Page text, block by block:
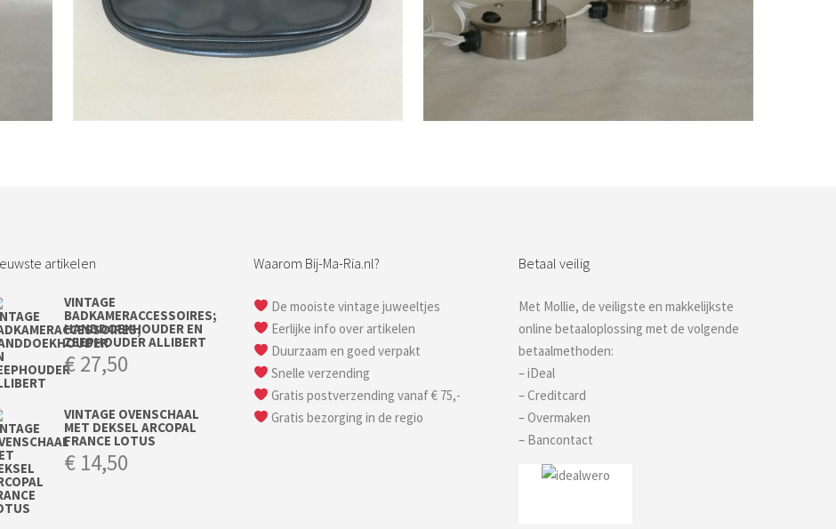
artikelen
VINTAGE
BADKAMERACCESSOIRES;
HANDDOEKHOUDER EN
ZEEPHOUDER ALLIBERT
€27,50
VINTAGE OVENSCHAAL
MET DEKSEL ARCOPAL
FRANCE LOTUS
€ 14,50
Waarom Bij-Ma-Ria.nl?
De mooiste vintage juweeltjes
Eerlijke info over artikelen
Duurzaam en goed verpakt
Snelle verzending
Gratis postverzending vanaf € 75,-
Gratis bezorging in de regio
Betaal veilig
Met Mollie, de veiligste en makkelijkste
online betaaloplossing met de volgende
betaalmethoden:
– iDeal
– Creditcard
– Overmaken
– Bancontact